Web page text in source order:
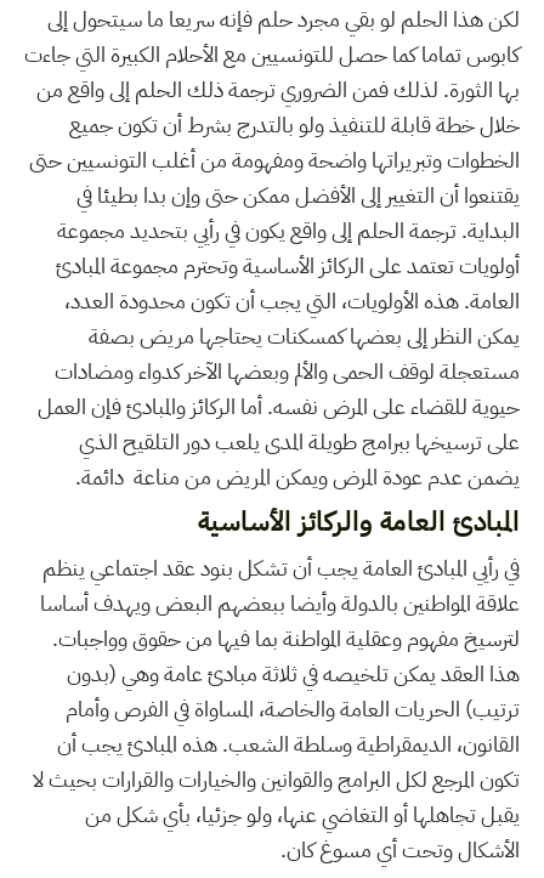
لكن هذا الحلم لو بقي مجرد حلم فإنه سريعا ما سيتحول إلى
كابوس تماما كما حصل للتونسيين مع الأحلام الكبيرة التي جاءت
بها الثورة. لذلك فمن الضروري ترجمة ذلك الحلم إلى واقع من
خلال خطة قابلة للتنفيذ ولو بالتدرج بشرط أن تكون جميع
الخطوات وتبريراتها واضحة ومفهومة من أغلب التونسيين حتى
يقتنعوا أن التغيير إلى الأفضل ممكن حتى وإن بدا بطيئا في
البداية. ترجمة الحلم إلى واقع يكون في رأيي بتحديد مجموعة
أولويات تعتمد على الركائز الأساسية وتحترم مجموعة المبادئ
العامة. هذه الأولويات، التي يجب أن تكون محدودة العدد،
يمكن النظر إلى بعضها كمسكنات يحتاجها مريض بصفة
مستعجلة لوقف الحمى والألم وبعضها الآخر كدواء ومضادات
حيوية للقضاء على المرض نفسه. أما الركائز والمبادئ فإن العمل
على ترسيخها ببرامج طويلة المدى يلعب دور التلقيح الذي
يضمن عدم عودة المرض ويمكن المريض من مناعة دائمة.
المبادئ العامة والركائز الأساسية
في رأيي المبادئ العامة يجب أن تشكل بنود عقد اجتماعي ينظم
علاقة المواطنين بالدولة وأيضا ببعضهم البعض ويهدف أساسا
لترسيخ مفهوم وعقلية المواطنة بما فيها من حقوق وواجبات.
هذا العقد يمكن تلخيصه في ثلاثة مبادئ عامة وهي (بدون
ترتيب) الحريات العامة والخاصة، المساواة في الفرص وأمام
القانون، الديمقراطية وسلطة الشعب. هذه المبادئ يجب أن
تكون المرجع لكل البرامج والقوانين والخيارات والقرارات بحيث لا
يقبل تجاهلها أو التغاضي عنها، ولو جزئيا، بأي شكل من
الأشكال وتحت أي مسوغ كان.